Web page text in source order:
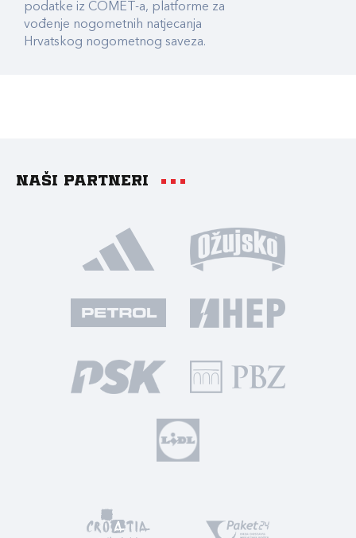
podatke iz COMET-a, platforme za
vođenje nogometnih natjecanja
Hrvatskog nogometnog saveza.
Naši partneri